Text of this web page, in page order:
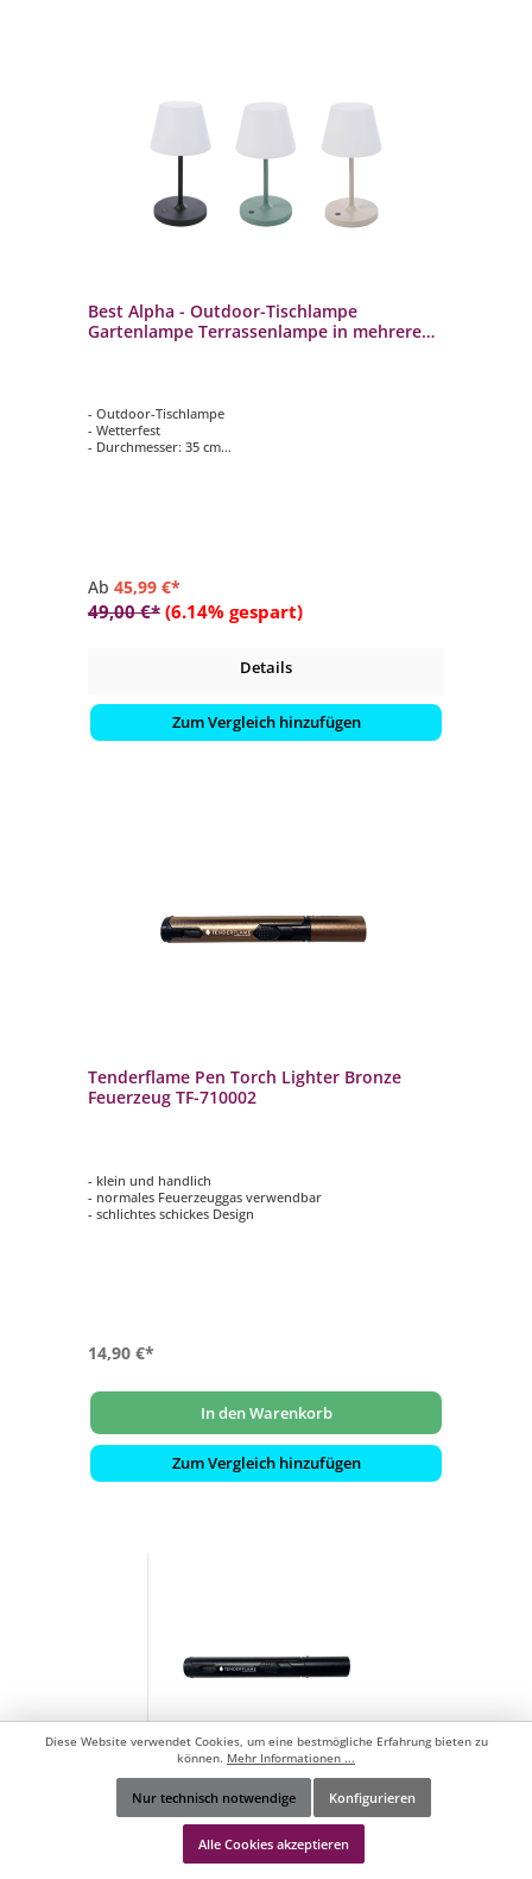
Best Alpha - Outdoor-Tischlampe
Gartenlampe Terrassenlampe in mehreren
- Outdoor-Tischlampe
- Wetterfest
- Durchmesser: 35 cm
Ab 45,99 €*
49,00 €* (6.14% gespart)
Details
Zum Vergleich hinzufügen
Tenderflame Pen Torch Lighter Bronze
Feuerzeug TF-710002
- klein und handlich
- normales Feuerzeuggas verwendbar
- schlichtes schickes Design
14,90 €*
In den Warenkorb
Zum Vergleich hinzufügen
Tenderflame Pen Torch Lighter Black
Feuerzeug TF-710001
Werkzeugleiste anzeigen
Diese Website verwendet Cookies, um eine bestmögliche Erfahrung bieten zu
können. Mehr Informationen ...
Nur technisch notwendige Konfigurieren
Alle Cookies akzeptieren